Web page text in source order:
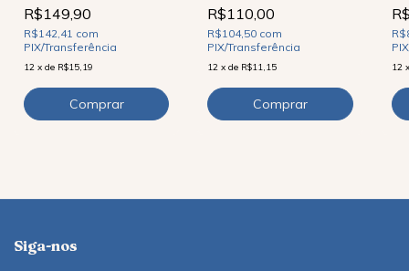
R$149,90
R$142,41 com
PIX/Transferência
12 x de R$15,19
R$110,00
R$104,50 com
PIX/Transferência
12 xde R$11,15 12
Siga-nos